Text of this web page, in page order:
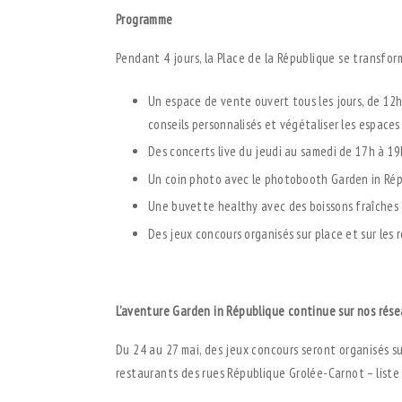
Programme
Pendant 4 jours, la Place de la République se
Un espace de vente ouvert tous les jours, de
conseils personnalisés et végétaliser les
Des concerts live du jeudi au samedi de 17h à
Un coin photo avec le photobooth Garden in
Une buvette healthy avec des boissons
Des jeux concours organisés sur place et sur les
L’aventure Garden in République continue sur nos
Du 24 au 27 mai, des jeux concours seront organisés
restaurants des rues République Grolée-Carnot –